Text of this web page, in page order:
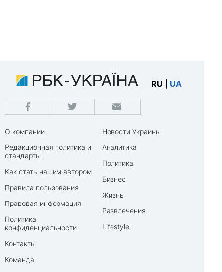
RU UA
О компании
Редакционная политика и
стандарты
Как стать нашим автором
Правила пользования
Правовая информация
Политика
конфиденциальности
Контакты
Команда
Новости Украины
Аналитика
Политика
Бизнес
Жизнь
Развлечения
Lifestyle